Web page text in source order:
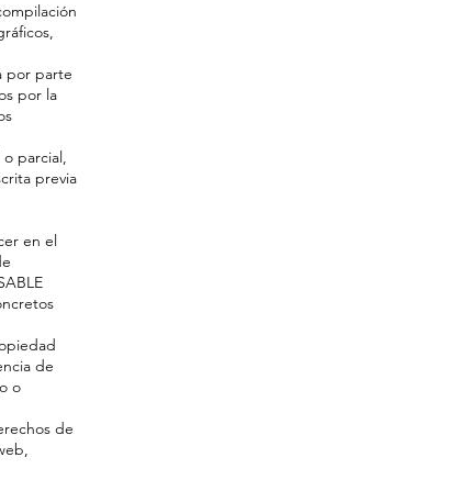
por parte
por la
parcial,
previa
en el
de
o
de